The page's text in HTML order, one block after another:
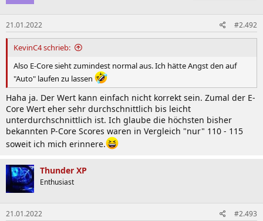
21.01.2022 #2.492
KevinC4 schrieb:
Also E-Core sieht zumindest normal aus. Ich hätte Angst den auf
"Auto" laufen zu lassen
Haha ja. Der Wert kann einfach nicht korrekt sein. Zumal der E-
Core Wert eher sehr durchschnittlich bis leicht
unterdurchschnittlich ist. Ich glaube die höchsten bisher
bekannten P-Core Scores waren in Vergleich "nur" 110 - 115
soweit ich mich erinnere.
Thunder XP
Enthusiast
21.01.2022 #2.493